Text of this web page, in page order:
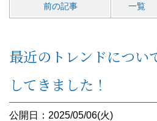
前の記事 一覧
最近のトレンドについ
してきました！
公開日：2025/05/06(火)